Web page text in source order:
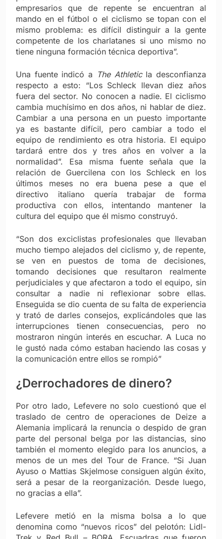
empresarios que de repente se encuentran al
mando en el fútbol o el ciclismo se topan con el
mismo problema: es difícil distinguir a la gente
competente de los charlatanes si uno mismo no
tiene ninguna formación técnica deportiva”.
Una fuente indicó a The Athleticla desconfianza
respecto a esto: “Los Schleck llevan diez años
fuera del sector. No conocen a nadie. El ciclismo
cambia muchísimo en dos años, ni hablar de diez.
Cambiar a una persona en un puesto importante
ya es bastante difícil, pero cambiar a todo el
equipo de rendimiento es otra historia. El equipo
tardará entre dos y tres años en volver a la
normalidad”. Esa misma fuente señala que la
relación de Guercilena con los Schleck en los
últimos meses no era buena pese a que el
directivo italiano quería trabajar de forma
productiva con ellos, intentando mantener la
cultura del equipo que él mismo construyó.
“Son dos exciclistas profesionales que llevaban
mucho tiempo alejados del ciclismo y, de repente,
se ven en puestos de toma de decisiones,
tomando decisiones que resultaron realmente
perjudiciales y que afectaron a todo el equipo, sin
consultar a nadie ni reflexionar sobre ellas.
Enseguida se dio cuenta de su falta de experiencia
y trató de darles consejos, explicándoles que las
interrupciones tienen consecuencias, pero no
mostraron ningún interés en escuchar. A Luca no
le gustó nada cómo estaban haciendo las cosas y
la comunicación entre ellos se rompió”
¿Derrochadores de dinero?
Por otro lado, Lefevere no solo cuestionó que el
traslado de centro de operaciones de Deize a
Alemania implicará la renuncia o despido de gran
parte del personal belga por las distancias, sino
también el momento elegido para los anuncios, a
menos de un mes del Tour de France. “Si Juan
Ayuso o Mattias Skjelmose consiguen algún éxito,
será a pesar de la reorganización. Desde luego,
no gracias a ella”.
Lefevere metió en la misma bolsa a lo que
denomina como “nuevos ricos” del pelotón: Lidl-